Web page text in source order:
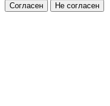
Согласен Не согласен